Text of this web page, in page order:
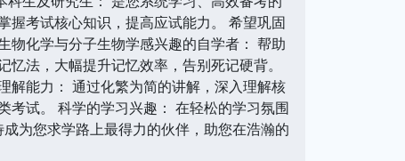
握考试核心知识，提高应试能力。 希望巩固
物化学与分子生物学感兴趣的自学者： 帮助
法，大幅提升记忆效率，告别死记硬背。
解能力： 通过化繁为简的讲解，深入理解核
考试。 科学的学习兴趣： 在轻松的学习氛围
为您求学路上最得力的伙伴，助您在浩瀚的